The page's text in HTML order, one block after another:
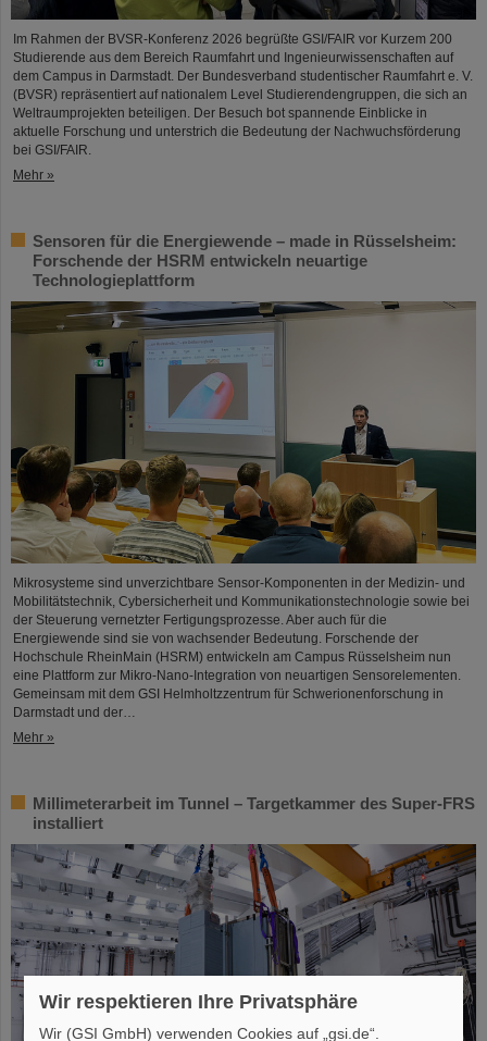
Im Rahmen der BVSR-Konferenz 2026 begrüßte GSI/FAIR vor Kurzem 200
Studierende aus dem Bereich Raumfahrt und Ingenieurwissenschaften auf
dem Campus in Darmstadt. Der Bundesverband studentischer Raumfahrt e. V.
(BVSR) repräsentiert auf nationalem Level Studierendengruppen, die sich an
Weltraumprojekten beteiligen. Der Besuch bot spannende Einblicke in
aktuelle Forschung und unterstrich die Bedeutung der Nachwuchsförderung
bei GSI/FAIR.
Mehr »
Sensoren für die Energiewende – made in Rüsselsheim:
Forschende der HSRM entwickeln neuartige
Technologieplattform
Mikrosysteme sind unverzichtbare Sensor-Komponenten in der Medizin- und
Mobilitätstechnik, Cybersicherheit und Kommunikationstechnologie sowie bei
der Steuerung vernetzter Fertigungsprozesse. Aber auch für die
Energiewende sind sie von wachsender Bedeutung. Forschende der
Hochschule RheinMain (HSRM) entwickeln am Campus Rüsselsheim nun
eine Plattform zur Mikro-Nano-Integration von neuartigen Sensorelementen.
Gemeinsam mit dem GSI Helmholtzzentrum für Schwerionenforschung in
Darmstadt und der…
Mehr »
Millimeterarbeit im Tunnel – Targetkammer des Super-FRS
installiert
Wir respektieren Ihre Privatsphäre
Wir (GSI GmbH) verwenden Cookies auf „gsi.de“.